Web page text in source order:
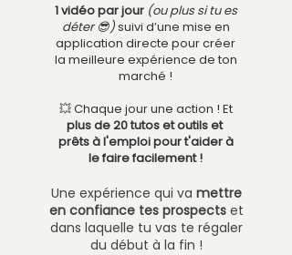
1 vidéo par jour (ou plus si tu es
déter 😎)suivi d’une mise en
application directe pour créer
la meilleure expérience de ton
marché !
💥 Chaque jour une action ! Et
plus de 20 tutos et outils et
prêts à l'emploi pour t'aider à
le faire facilement !
Une expérience qui va mettre
en confiance tes prospectset
dans laquelle tu vas te régaler
du début à la fin !